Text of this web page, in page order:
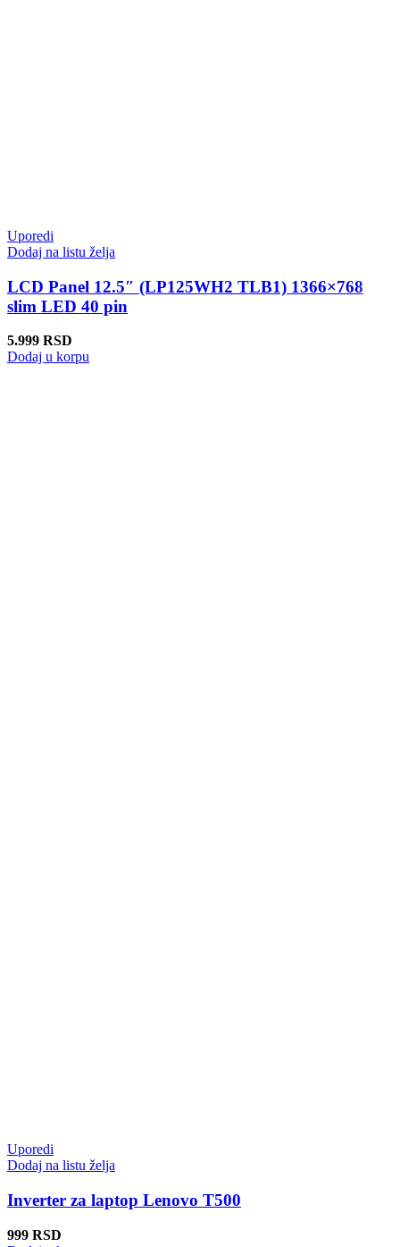
Uporedi
Dodaj na listu želja
LCD Panel 12.5″ (LP125WH2 TLB1) 1366×768
slim LED 40 pin
5.999 RSD
Dodaj u korpu
Uporedi
Dodaj na listu želja
Inverter za laptop Lenovo T500
999 RSD